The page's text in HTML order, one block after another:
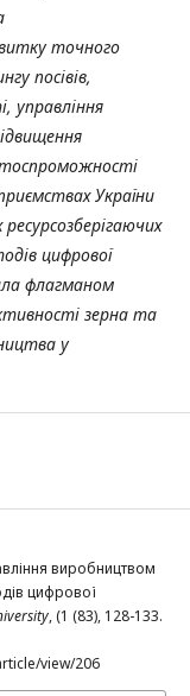
точного
посівів,
управління
України
цифрової
флагманом
зерна та
у
виробництвом
цифрової
, (1 (83), 128-133.
view/206